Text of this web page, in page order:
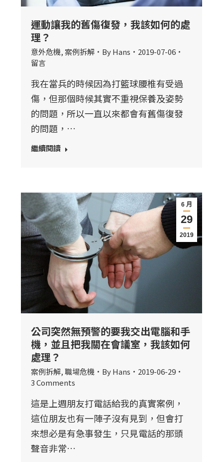
運動讓我的舊傷復發，我該如何的處
理？
意外危機,案例拆解 ByHans
2019-07-06
留言
我在當兵的時候因為打籃球腰椎有受過
傷，但那個時候其實不重視保養及姿勢
的問題，所以一直以來都會有舊傷復發
的問題，…
繼續閱讀
6 月
29
2019
公司突然無預警的要我交出電腦和手
機，並且把我關在會議室，我該如何
處理？
案例拆解,職場危機 ByHans
2019-06-29
3 Comments
這是上週朋友打電話給我的真實案例，
這位朋友也有一陣子沒有見到，但會打
來想必是有急事發生，只見電話的那頭
聲音非常…